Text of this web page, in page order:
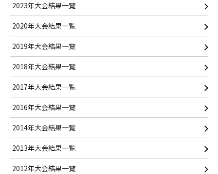
2023年大会結果一覧
2020年大会結果一覧
2019年大会結果一覧
2018年大会結果一覧
2017年大会結果一覧
2016年大会結果一覧
2014年大会結果一覧
2013年大会結果一覧
2012年大会結果一覧